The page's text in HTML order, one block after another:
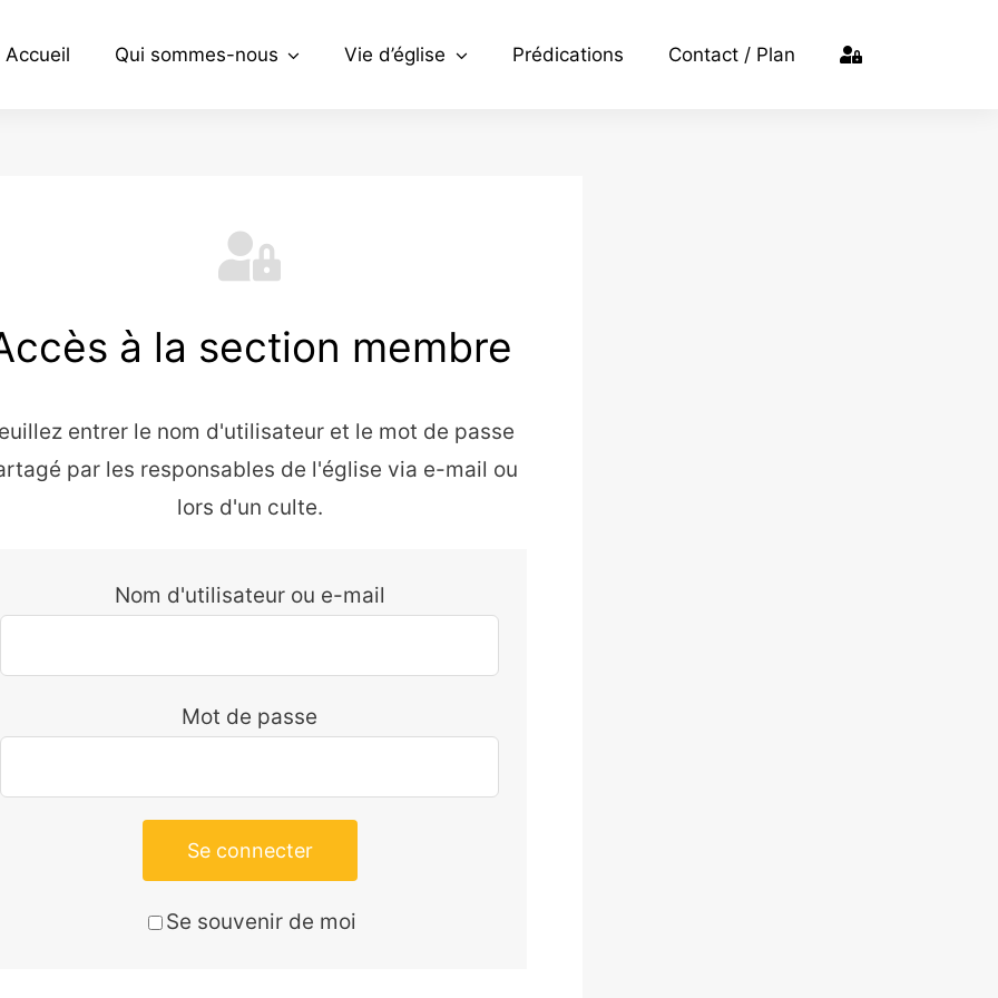
Accueil Qui sommes-nous Vie d’église Prédications Contact / Plan
à la section membre
entrer le nom d'utilisateur et le mot de passe
par les responsables de l'église via e-mail ou
lors d'un culte.
Nom d'utilisateur ou e-mail
Mot de passe
Se connecter
Se souvenir de moi